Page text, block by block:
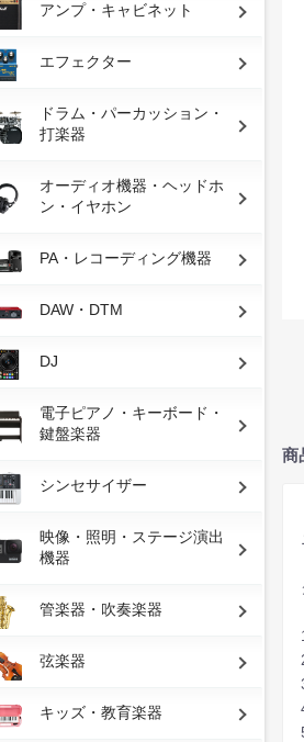
アンプ・キャビネット
エフェクター
ドラム・パーカッション・
打楽器
オーディオ機器・ヘッドホ
ン・イヤホン
PA・レコーディング機器
DAW・DTM
DJ
電子ピアノ・キーボード・
鍵盤楽器
シンセサイザー
映像・照明・ステージ演出
機器
管楽器・吹奏楽器
弦楽器
キッズ・教育楽器
商